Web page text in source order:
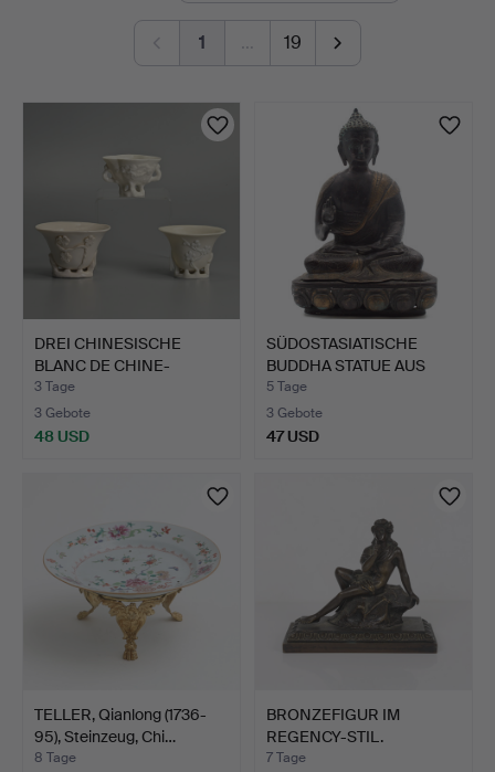
1 … 19
DREI CHINESISCHE
BLANC DE CHINE-
PORZELLAN-…
3 Tage
3 Gebote
48 USD
SÜDOSTASIATISCHE
BUDDHA STATUE AUS
BRONZE,…
5 Tage
3 Gebote
47 USD
TELLER, Qianlong (1736-
95), Steinzeug, Chi…
8 Tage
BRONZEFIGUR IM
REGENCY-STIL.
7 Tage